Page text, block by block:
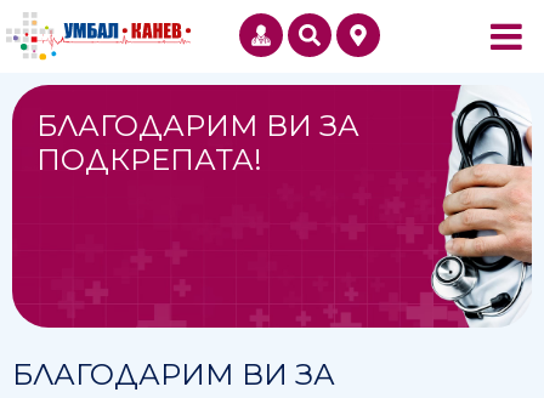
БЛАГОДАРИМ ВИ ЗА
ПОДКРЕПАТА!
БЛАГОДАРИМ ВИ ЗА